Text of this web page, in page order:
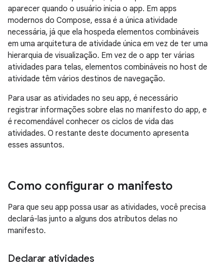
aparecer quando o usuário inicia o app. Em apps
modernos do Compose, essa é a única atividade
necessária, já que ela hospeda elementos combináveis
em uma arquitetura de atividade única em vez de ter uma
hierarquia de visualização. Em vez de o app ter várias
atividades para telas, elementos combináveis no host de
atividade têm vários destinos de navegação.
Para usar as atividades no seu app, é necessário
registrar informações sobre elas no manifesto do app, e
é recomendável conhecer os ciclos de vida das
atividades. O restante deste documento apresenta
esses assuntos.
Como configurar o manifesto
Para que seu app possa usar as atividades, você precisa
declará-las junto a alguns dos atributos delas no
manifesto.
Declarar atividades